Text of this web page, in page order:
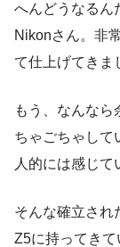
へんどうなるん
Nikonさん。非
て仕上げてきま
もう、なんな
ちゃごちゃして
人的には感じて
そんな確立され
Z5に持ってき